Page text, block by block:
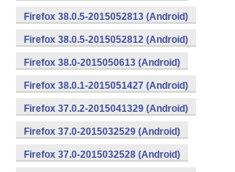
Firefox 38.0.5-2015052813 (Android)
Firefox 38.0.5-2015052812 (Android)
Firefox 38.0-2015050613 (Android)
Firefox 38.0.1-2015051427 (Android)
Firefox 37.0.2-2015041329 (Android)
Firefox 37.0-2015032529 (Android)
Firefox 37.0-2015032528 (Android)